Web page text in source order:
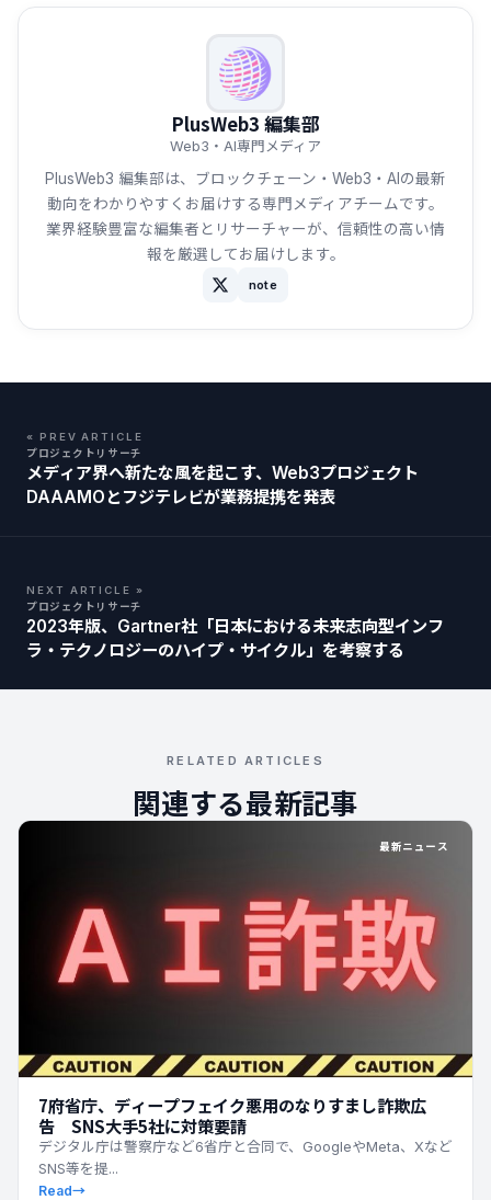
PlusWeb3 編集部
Web3・AI専門メディア
PlusWeb3 編集部は、ブロックチェーン・Web3・AIの最新
動向をわかりやすくお届けする専門メディアチームです。
業界経験豊富な編集者とリサーチャーが、信頼性の高い情
報を厳選してお届けします。
note
« PREV ARTICLE
プロジェクトリサーチ
メディア界へ新たな風を起こす、Web3プロジェクト
DAAAMOとフジテレビが業務提携を発表
NEXT ARTICLE »
プロジェクトリサーチ
2023年版、Gartner社「日本における未来志向型インフ
ラ・テクノロジーのハイプ・サイクル」を考察する
RELATED ARTICLES
関連する最新記事
最新ニュース
7府省庁、ディープフェイク悪用のなりすまし詐欺広
告 SNS大手5社に対策要請
デジタル庁は警察庁など6省庁と合同で、GoogleやMeta、Xなど
SNS等を提...
Read→